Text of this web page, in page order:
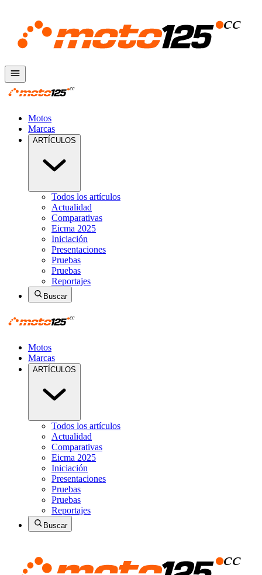
Motos
Marcas
ARTÍCULOS
Todos los artículos
Actualidad
Comparativas
Eicma 2025
Iniciación
Presentaciones
Pruebas
Pruebas
Reportajes
Buscar
Motos
Marcas
ARTÍCULOS
Todos los artículos
Actualidad
Comparativas
Eicma 2025
Iniciación
Presentaciones
Pruebas
Pruebas
Reportajes
Buscar